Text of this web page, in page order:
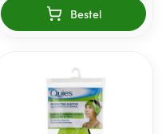
Bestel